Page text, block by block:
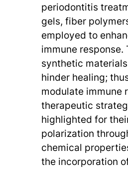
periodontitis
gels, fiber
employed to
immune response.
synthetic
hinder healing;
modulate immune
therapeutic
highlighted for
polarization
chemical
the incorporation